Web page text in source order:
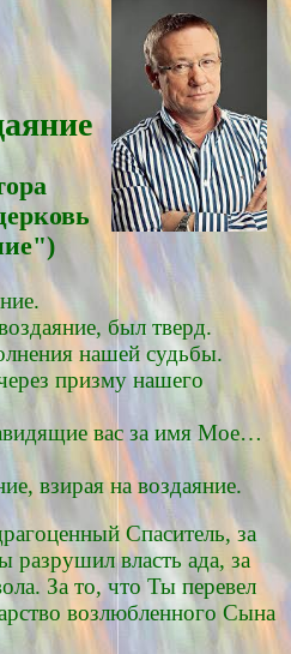
был тверд.
нашей судьбы.
призму нашего
вас за имя Мое…
взирая на воздаяние.
Спаситель, за
разрушил власть ада, за
За то, что Ты перевел
возлюбленного Сына